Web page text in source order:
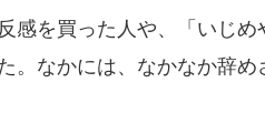
感を買った人や、「いじめ
。なかには、なかなか辞